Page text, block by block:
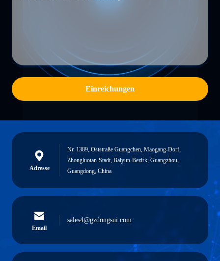
Einreichungen
Adresse
Nr. 1389, Oststraße Guangchen, Maogang-Dorf,
Zhongluotan-Stadt, Baiyun-Bezirk, Guangzhou,
Guangdong, China
Email
sales4@gzdongsui.com